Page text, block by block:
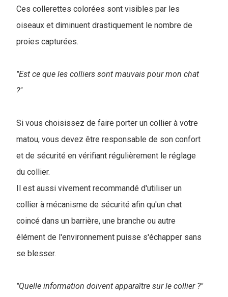
Ces collerettes colorées sont visibles par les
oiseaux et diminuent drastiquement le nombre de
proies capturées.
"Est ce que les colliers sont mauvais pour mon chat
?"
Si vous choisissez de faire porter un collier à votre
matou, vous devez être responsable de son confort
et de sécurité en vérifiant régulièrement le réglage
du collier.
Il est aussi vivement recommandé d'utiliser un
collier à mécanisme de sécurité afin qu'un chat
coincé dans un barrière, une branche ou autre
élément de l'environnement puisse s'échapper sans
se blesser.
"Quelle information doivent apparaître sur le collier ?"